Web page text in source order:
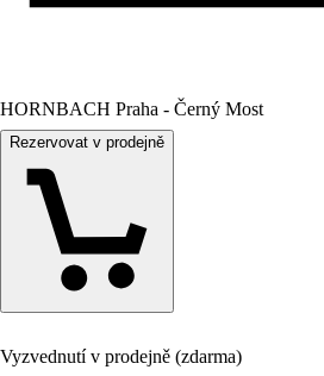
HORNBACH Praha - Černý Most
Rezervovat v prodejně
Vyzvednutí v prodejně (zdarma)